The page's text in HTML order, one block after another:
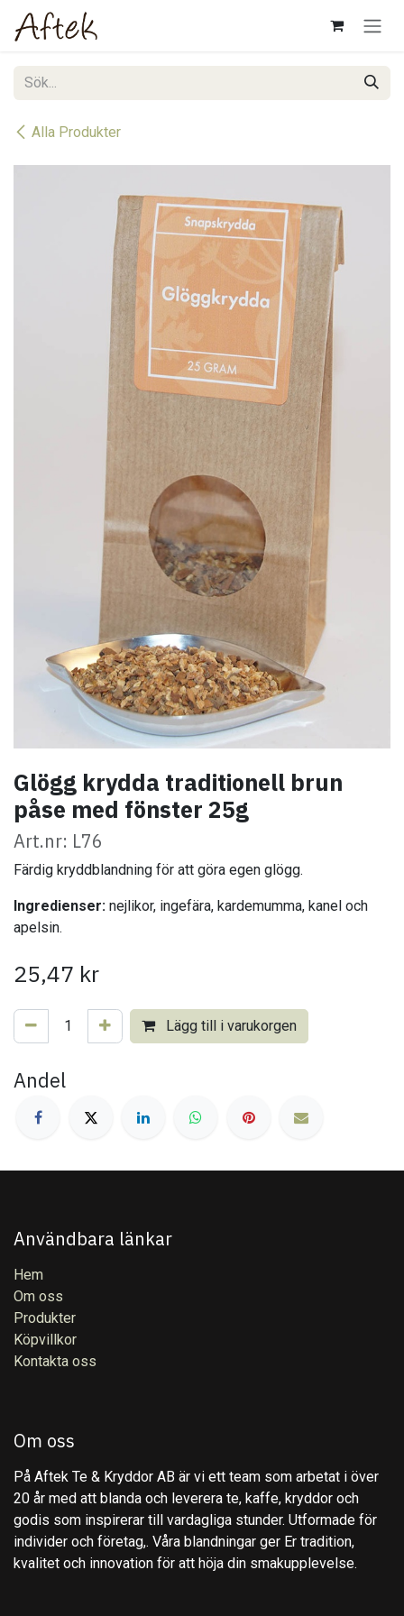
Hoppa till innehåll
Alla Produkter
Glögg krydda traditionell brun
påse med fönster 25g
Art.nr: L76
Färdig kryddblandning för att göra egen glögg.
Ingredienser: nejlikor, ingefära, kardemumma, kanel och
apelsin.
25,47 kr
Lägg till i varukorgen
Andel
Användbara länkar
Hem
Om oss
Produkter
Köpvillkor
Kontakta oss
Om oss
På Aftek Te & Kryddor AB är vi ett team som arbetat i över
20 år med att blanda och leverera te, kaffe, kryddor och
godis som inspirerar till vardagliga stunder. Utformade för
individer och företag,. Våra blandningar ger Er tradition,
kvalitet och innovation för att höja din smakupplevelse.